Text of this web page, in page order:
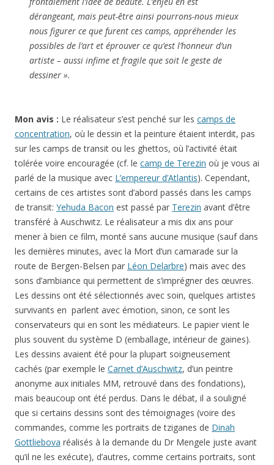
dérangeant, mais peut-être ainsi pourrons-nous mieux
nous figurer ce que furent ces camps, appréhender les
possibles de l’art et éprouver ce qu’est l’honneur d’un
artiste – aussi infime et fragile que soit le geste de
dessiner ».
Mon avis : Le réalisateur s’est penché sur les camps de
concentration, où le dessin et la peinture étaient interdit, pas
sur les camps de transit ou les ghettos, où l’activité était
tolérée voire encouragée (cf. le camp de Terezin où je vous ai
parlé de la musique avec L’empereur d’Atlantis). Cependant,
certains de ces artistes sont d’abord passés dans les camps
de transit: Yehuda Bacon est passé par Terezin avant d’être
transféré à Auschwitz. Le réalisateur a mis dix ans pour
mener à bien ce film, monté sans aucune musique (sauf dans
les dernières minutes, avec la Mort d’un camarade sur la
route de Bergen-Belsen par Léon Delarbre) mais avec des
sons d’ambiance qui permettent de s’imprégner des œuvres.
Les dessins ont été sélectionnés avec soin, quelques artistes
survivants en parlent avec émotion, sinon, ce sont les
conservateurs qui en sont les médiateurs. Le papier vient le
plus souvent du système D (emballage, intérieur de gaines).
Les dessins avaient été pour la plupart soigneusement
cachés (par exemple le Carnet d’Auschwitz, d’un peintre
anonyme aux initiales MM, retrouvé dans des fondations),
mais beaucoup ont été perdus. Dans le débat, il a souligné
que si certains dessins sont des témoignages (voire des
commandes, comme les portraits de tziganes de Dinah
Gottliebova réalisés à la demande du Dr Mengele juste avant
qu’il ne les exécute), d’autres, comme certains portraits, sont